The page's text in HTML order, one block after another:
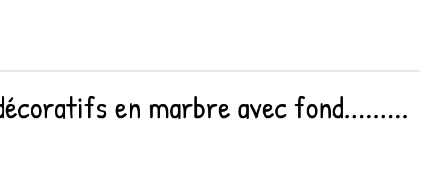
en marbre avec fond.........